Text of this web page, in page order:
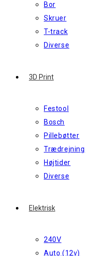
Bor
Skruer
T-track
Diverse
3D Print
Festool
Bosch
Pillebøtter
Trædrejning
Højtider
Diverse
Elektrisk
240V
Auto (12v)